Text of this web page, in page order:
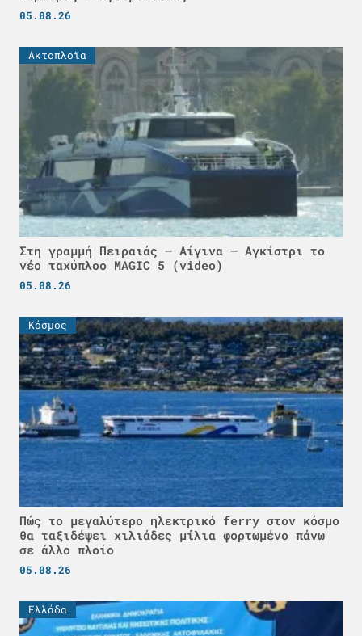
05.08.26
Ακτοπλοϊα
Στη γραμμή Πειραιάς – Αίγινα – Αγκίστρι το
νέο ταχύπλοο MAGIC 5 (video)
05.08.26
Κόσμος
Πώς το μεγαλύτερο ηλεκτρικό ferry στον κόσμο
θα ταξιδέψει χιλιάδες μίλια φορτωμένο πάνω
σε άλλο πλοίο
05.08.26
Ελλάδα